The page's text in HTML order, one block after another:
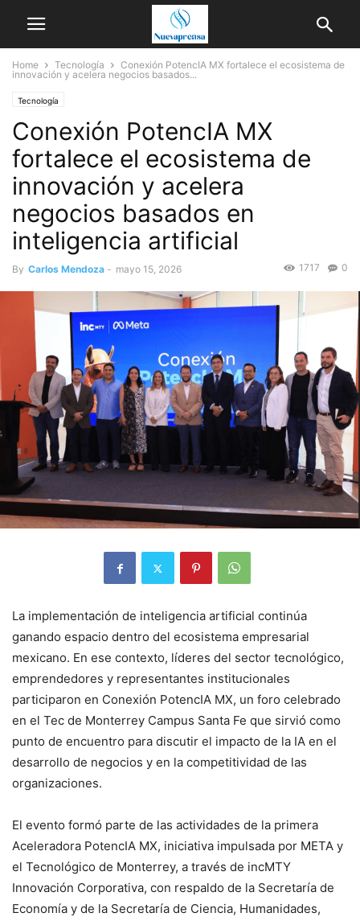
Home Tecnología
Conexión PotencIA MX fortalece el ecosistema de
innovación y acelera negocios basados...
Tecnología
Conexión PotencIA MX
fortalece el ecosistema de
innovación y acelera
negocios basados en
inteligencia artificial
By Carlos Mendoza - mayo 15, 2026 0
1717
La implementación de inteligencia artificial continúa
ganando espacio dentro del ecosistema empresarial
mexicano. En ese contexto, líderes del sector tecnológico,
emprendedores y representantes institucionales
participaron en Conexión PotencIA MX, un foro celebrado
en el Tec de Monterrey Campus Santa Fe que sirvió como
punto de encuentro para discutir el impacto de la IA en el
desarrollo de negocios y en la competitividad de las
organizaciones.
El evento formó parte de las actividades de la primera
Aceleradora PotencIA MX, iniciativa impulsada por META y
el Tecnológico de Monterrey, a través de incMTY
Innovación Corporativa, con respaldo de la Secretaría de
Economía y de la Secretaría de Ciencia, Humanidades,